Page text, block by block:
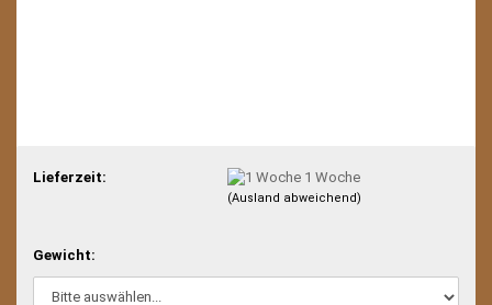
Lieferzeit: 1 Woche
(Ausland abweichend)
Gewicht: